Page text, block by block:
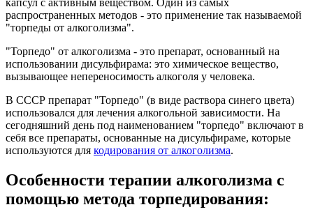
распространенных методов - это применение так называемой
"торпеды от алкоголизма".
"Торпедо" от алкоголизма - это препарат, основанный на
использовании дисульфирама: это химическое вещество,
вызывающее непереносимость алкоголя у человека.
В СССР препарат "Торпедо" (в виде раствора синего цвета)
использовался для лечения алкогольной зависимости. На
сегодняшний день под наименованием "торпедо" включают в
себя все препараты, основанные на дисульфираме, которые
используются для кодирования от алкоголизма.
Особенности терапии алкоголизма с
помощью метода торпедирования: